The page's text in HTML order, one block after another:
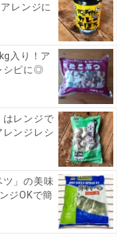
レンジに
入り！ア
シピに◎
はレンジで
ンジレシ
ツ」の美味
ジOKで簡